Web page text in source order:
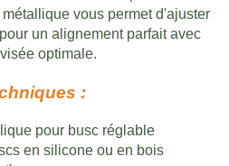
vous permet d'ajuster
un alignement parfait avec
optimale.
:
pour busc réglable
en silicone ou en bois